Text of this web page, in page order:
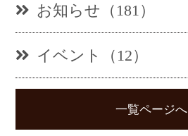
お知らせ（181）
イベント（12）
一覧ページへ